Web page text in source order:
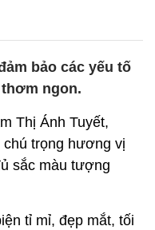
bảo các yếu tố
ngon.
Thị Ánh Tuyết,
trọng hương vị
sắc màu tượng
tỉ mỉ, đẹp mắt, tối